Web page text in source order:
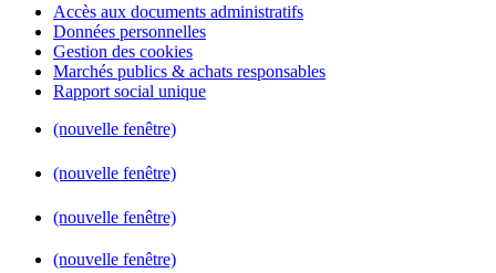
Accès aux documents administratifs
Données personnelles
Gestion des cookies
Marchés publics & achats responsables
Rapport social unique
(nouvelle fenêtre)
(nouvelle fenêtre)
(nouvelle fenêtre)
(nouvelle fenêtre)